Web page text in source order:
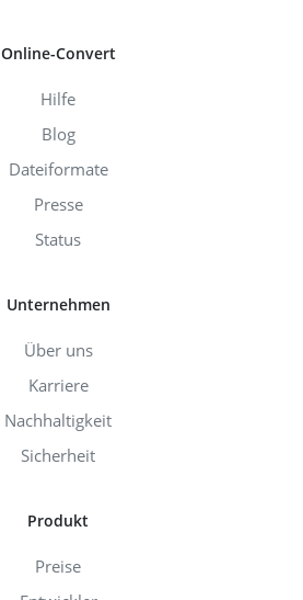
Online-Convert
Hilfe
Blog
Dateiformate
Presse
Status
Unternehmen
Über uns
Karriere
Nachhaltigkeit
Sicherheit
Produkt
Preise